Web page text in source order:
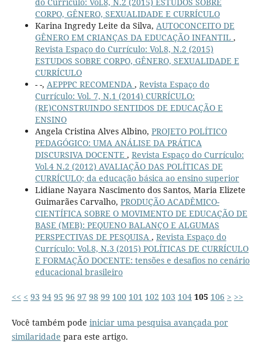
CORPO, GÊNERO, SEXUALIDADE E CURRÍCULO
Karina Ingredy Leite da Silva, AUTOCONCEITO DE
GÊNERO EM CRIANÇAS DA EDUCAÇÃO INFANTIL ,
Revista Espaço do Currículo: Vol.8, N.2 (2015)
ESTUDOS SOBRE CORPO, GÊNERO, SEXUALIDADE E
CURRÍCULO
- -, AEPPPC RECOMENDA , Revista Espaço do
Currículo: Vol. 7, N.1 (2014) CURRÍCULO:
(RE)CONSTRUINDO SENTIDOS DE EDUCAÇÃO E
ENSINO
Angela Cristina Alves Albino, PROJETO POLÍTICO
PEDAGÓGICO: UMA ANÁLISE DA PRÁTICA
DISCURSIVA DOCENTE , Revista Espaço do Currículo:
Vol.4 N.2 (2012) AVALIAÇÃO DAS POLÍTICAS DE
CURRÍCULO; da educação básica ao ensino superior
Lidiane Nayara Nascimento dos Santos, Maria Elizete
Guimarães Carvalho, PRODUÇÃO ACADÊMICO-
CIENTÍFICA SOBRE O MOVIMENTO DE EDUCAÇÃO DE
BASE (MEB): PEQUENO BALANÇO E ALGUMAS
PERSPECTIVAS DE PESQUISA , Revista Espaço do
Currículo: Vol.8, N.3 (2015) POLÍTICAS DE CURRÍCULO
E FORMAÇÃO DOCENTE: tensões e desafios no cenário
educacional brasileiro
<< < 93 94 95 96 97 98 99 100 101 102 103 104 105 106 > >>
Você também pode iniciar uma pesquisa avançada por
similaridade para este artigo.